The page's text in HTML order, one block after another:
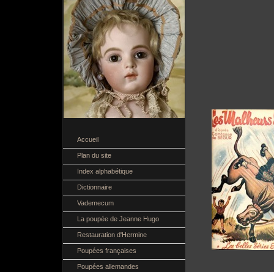
Accueil
Plan du site
Index alphabétique
Dictionnaire
Vademecum
La poupée de Jeanne Hugo
Restauration d'Hermine
Poupées françaises
Poupées allemandes